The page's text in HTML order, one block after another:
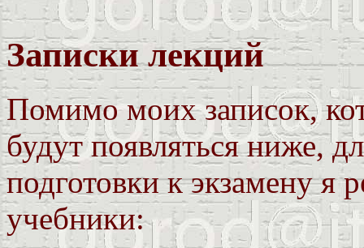
Записки лекций
Помимо моих записок,
будут появляться ниже,
подготовки к экзамену
учебники: